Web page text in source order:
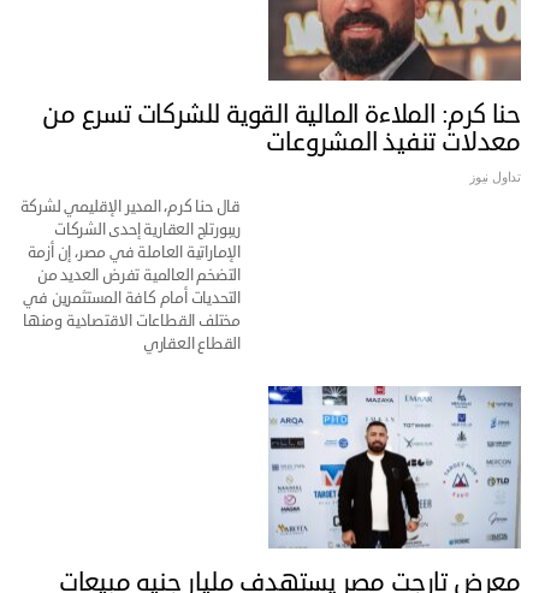
حنا كرم: الملاءة المالية القوية للشركات تسرع من
معدلات تنفيذ المشروعات
تداول نيوز
قال حنا كرم، المدير الإقليمي لشركة
ريبورتاج العقارية إحدى الشركات
الإماراتية العاملة في مصر، إن أزمة
التضخم العالمية تفرض العديد من
التحديات أمام كافة المستثمرين في
مختلف القطاعات الاقتصادية ومنها
القطاع العقاري
معرض تارجت مصر يستهدف مليار جنيه مبيعات